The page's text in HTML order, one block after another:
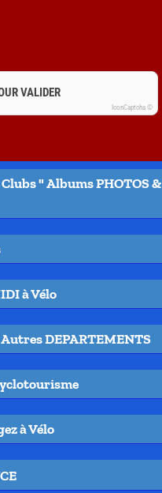
VALIDER
IconCaptcha ©
" Albums PHOTOS &
à Vélo
DEPARTEMENTS
à Vélo